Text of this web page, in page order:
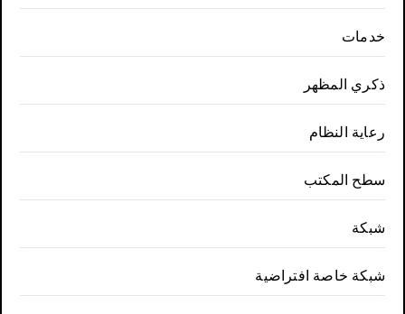
خدمات
ذكري المظهر
رعاية النظام
سطح المكتب
شبكة
شبكة خاصة افتراضية